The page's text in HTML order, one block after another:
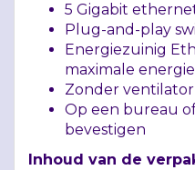
5 Gigabit
Plug-and-play
Energiezuinig
maximale
Zonder ventilator
Op een bureau
bevestigen
Inhoud van de